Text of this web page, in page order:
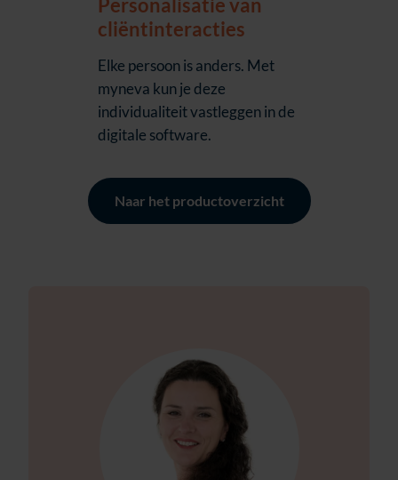
Personalisatie van
cliëntinteracties
Elke persoon is anders. Met
myneva kun je deze
individualiteit vastleggen in de
digitale software.
Naar het productoverzicht